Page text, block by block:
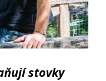
stovky